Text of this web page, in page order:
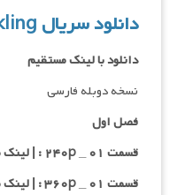
دانلود سریال P King Duckling
دانلود با لینک مستقیم
نسخه دوبله فارسی
فصل اول
قسمت ۰۱ _ ۲۴۰p : | لینک مستقیم | دوبله فارسی
قسمت ۰۱ _ ۳۶۰p : | لینک مستقیم | دوبله فارسی